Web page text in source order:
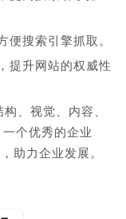
搜索引擎抓取。
提升网站的权威性
、视觉、内容、
个优秀的企业
助力企业发展。